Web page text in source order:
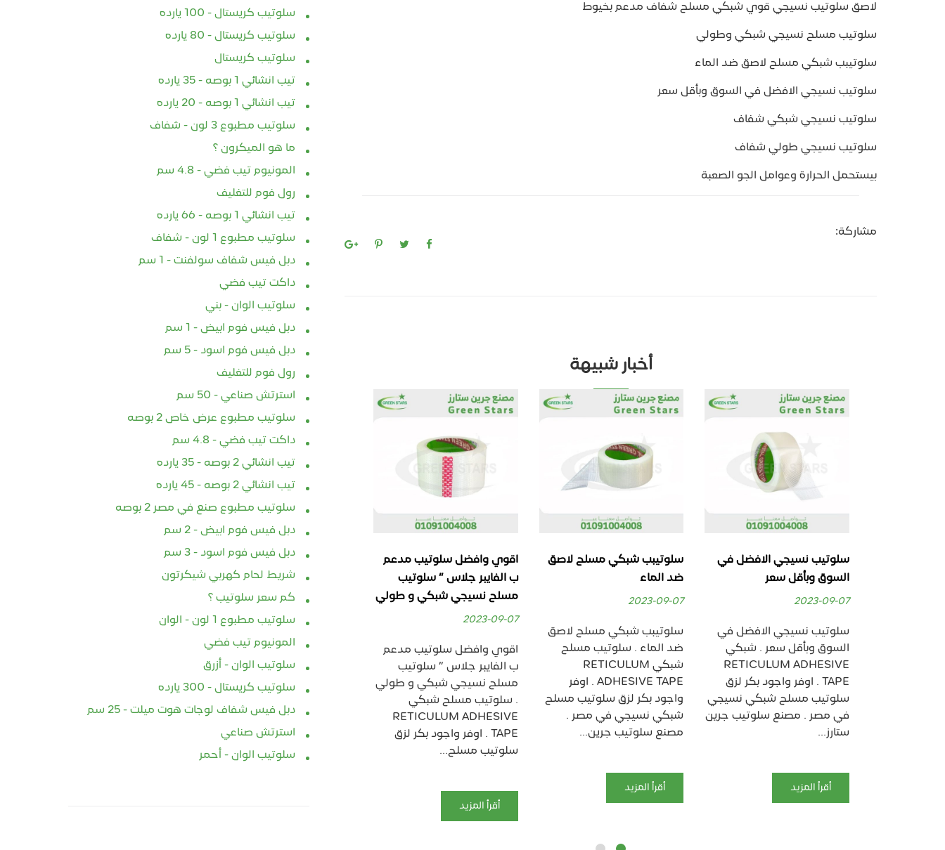
لاصق سلوتيب نسيجي قوي شبكي مسلح شفاف مدعم بخيوط
سلوتيب مسلح نسيجي شبكي وطولي
سلوتيبب شبكي مسلح لاصق ضد الماء
سلوتيب نسيجي الافضل في السوق وبأقل سعر
سلوتيب نسيجي شبكي شفاف
سلوتيب نسيجي طولي شفاف
بيستحمل الحرارة وعوامل الجو الصعبة
مشاركة:
أخبار شبيهة
سلوتيبب شبكي مسلح لاصق
ضد الماء
2023-09-07
سلوتيبب شبكي مسلح لاصق
ضد الماء . سلوتيب مسلح
شبكي RETICULUM
ADHESIVE TAPE . اوفر
واجود بكر لزق سلوتيب مسلح
شبكي نسيجي في مصر .
مصنع سلوتيب جرين...
أقرأ المزيد
اقوي وافضل سلوتيب مدعم
ب الفايبر جلاس ” سلوتيب
مسلح نسيجي شبكي و طولي
اقوي وافضل سلوتيب مدعم
ب الفايبر جلاس ” سلوتيب
مسلح نسيجي شبكي و طولي
. سلوتيب مسلح شبكي
RETICULUM ADHESIVE
TAPE . اوفر واجود بكر لزق
أقرأ المزيد
لاصق سلوتيب نسيجي قوي
شبكي مسلح شفاف مدعم
بخيوط
2023-09-07
لاصق سلوتيب نسيجي قوي
شبكي مسلح شفاف مدعم
بخيوط . سلوتيب مسلح شبكي
RETICULUM ADHESIVE
TAPE . اوفر واجود بكر لزق
سلوتيب مسلح شبكي نسيجي
في مصر ....
أقرأ المزيد
السولتيب الاقوي ضد الماء
لاصعب ظروف النقل والتخزين
سلوتيب مسلح شبكي
2023-09-07
السولتيب الاقوي ضد الماء
لاصعب ظروف النقل والتخزين
سلوتيب مسلح شبكي .
RETICULUM ADHESIVE
TAPE . اوفر واجود بكر لزق
سلوتيب مسلح...
افضل انواع السلوتيب المسلح
النسيجي
الفايبر جلاس ” سلوتيب مسلح
لاصق سلوتيب نسيجي قوي
سلوتيب كريستال - 100 يارده
سلوتيب كريستال - 80 يارده
سلوتيب كريستال
تيب انشائي 1 بوصه - 35 يارده
تيب انشائي 1 بوصه - 20 يارده
سلوتيب مطبوع 3 لون - شفاف
ما هو الميكرون ؟
المونيوم تيب فضي - 4.8 سم
رول فوم للتغليف
تيب انشائي 1 بوصه - 66 يارده
سلوتيب مطبوع 1 لون - شفاف
دبل فيس شفاف سولفنت - 1 سم
داكت تيب فضي
سلوتيب الوان - بني
دبل فيس فوم ابيض - 1 سم
دبل فيس فوم اسود - 5 سم
رول فوم للتغليف
استرتش صناعي - 50 سم
سلوتيب مطبوع عرض خاص 2 بوصه
داكت تيب فضي - 4.8 سم
تيب انشائي 2 بوصه - 35 يارده
تيب انشائي 2 بوصه - 45 يارده
سلوتيب مطبوع صنع في مصر 2 بوصه
دبل فيس فوم ابيض - 2 سم
دبل فيس فوم اسود - 3 سم
شريط لحام كهربي شيكرتون
كم سعر سلوتيب ؟
سلوتيب مطبوع 1 لون - الوان
المونيوم تيب فضي
سلوتيب الوان - أزرق
سلوتيب كريستال - 300 يارده
دبل فيس شفاف لوجات هوت ميلت - 25 سم
استرتش صناعي
سلوتيب الوان - أحمر